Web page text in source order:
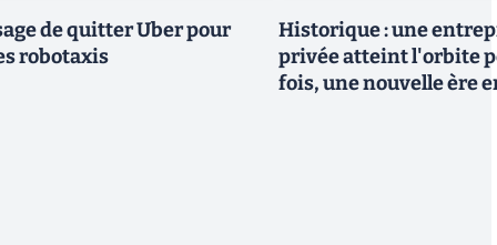
de quitter Uber pour
robotaxis
Historique : une
privée atteint l'orbite
fois, une nouvelle ère